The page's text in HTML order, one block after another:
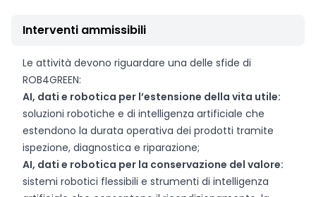
Interventi ammissibili
Le attività devono riguardare una delle sfide di
ROB4GREEN:
AI, dati e robotica per l’estensione della vita utile:
soluzioni robotiche e di intelligenza artificiale che
estendono la durata operativa dei prodotti tramite
ispezione, diagnostica e riparazione;
AI, dati e robotica per la conservazione del valore:
sistemi robotici flessibili e strumenti di intelligenza